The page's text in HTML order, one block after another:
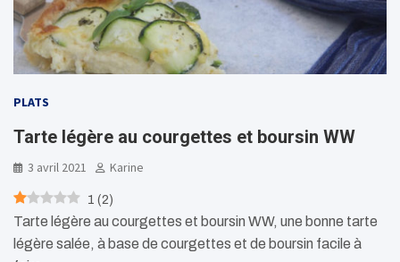
PLATS
Tarte légère au courgettes et boursin WW
3 avril 2021 Karine
1 (2)
Tarte légère au courgettes et boursin WW, une bonne tarte
légère salée, à base de courgettes et de boursin facile à